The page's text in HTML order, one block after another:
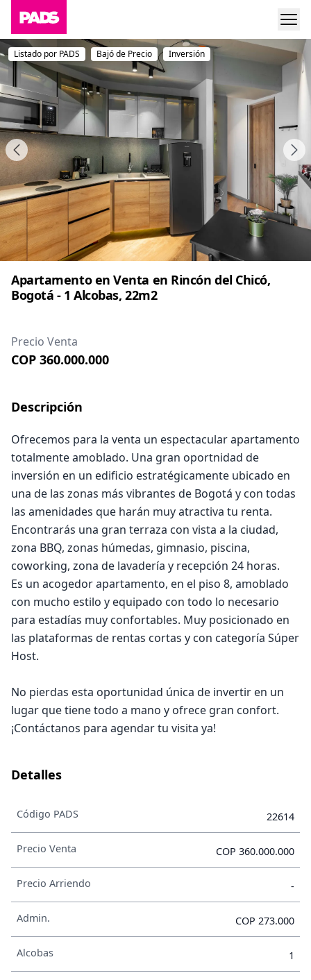
Listado por PADS Bajó de Precio Inversión
Apartamento en Venta en Rincón del Chicó,
Bogotá - 1 Alcobas, 22m2
Precio Venta
COP 360.000.000
Descripción
Ofrecemos para la venta un espectacular apartamento
totalmente amoblado. Una gran oportnidad de
inversión en un edificio estratégicamente ubicado en
una de las zonas más vibrantes de Bogotá y con todas
las amenidades que harán muy atractiva tu renta.
Encontrarás una gran terraza con vista a la ciudad,
zona BBQ, zonas húmedas, gimnasio, piscina,
coworking, zona de lavadería y recepción 24 horas.
Es un acogedor apartamento, en el piso 8, amoblado
con mucho estilo y equipado con todo lo necesario
para estadías muy confortables. Muy posicionado en
las plataformas de rentas cortas y con categoría Súper
Host.
No pierdas esta oportunidad única de invertir en un
lugar que tiene todo a mano y ofrece gran confort.
¡Contáctanos para agendar tu visita ya!
Detalles
Código PADS 22614
Precio Venta COP 360.000.000
Precio Arriendo -
Admin. COP 273.000
Alcobas 1